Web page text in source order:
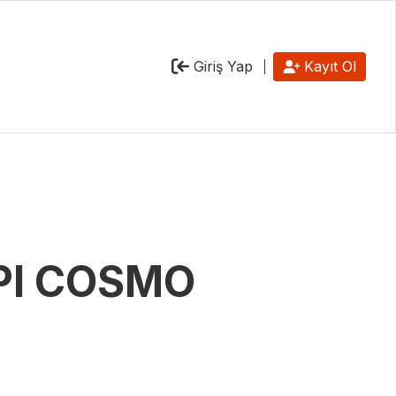
Giriş Yap Kayıt Ol
COSMO